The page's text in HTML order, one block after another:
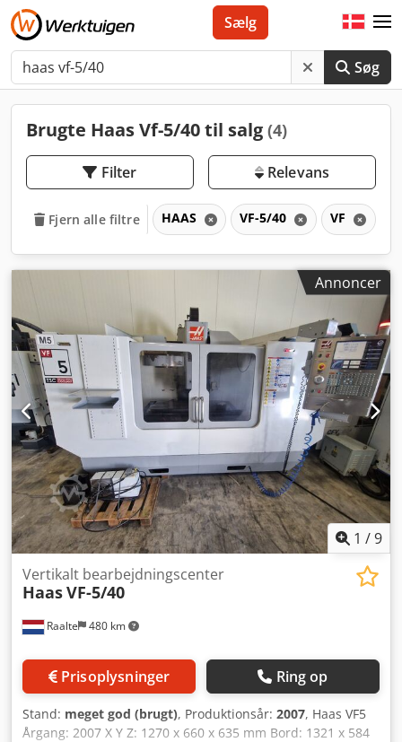
Søg
Sælg
Brugte Haas Vf-5/40 til salg (4)
Filter Relevans
Fjern alle filtre HAAS VF-5/40 VF
Annoncer
1 /9
Raalte 480 km
Vertikalt bearbejdningscenter
HaasVF-5/40
Prisoplysninger Ring op
Stand: meget god (brugt), Produktionsår: 2007, Haas VF5
Årgang: 2007 X Y Z: 1270 x 660 x 635 mm Bord: 1321 x 584